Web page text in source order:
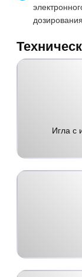
дозирования.
Игла с